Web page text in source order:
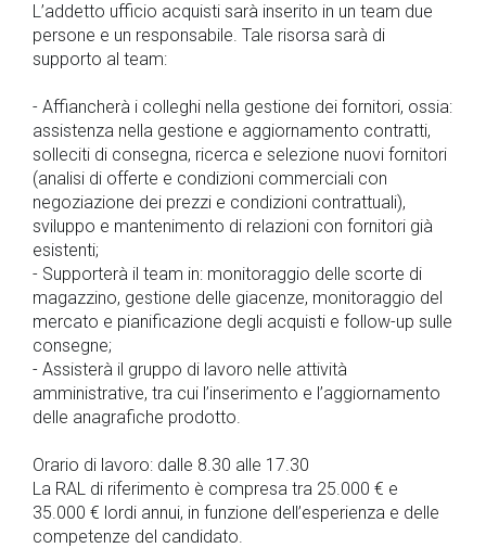
L’addetto ufficio acquisti sarà inserito in un team due
persone e un responsabile. Tale risorsa sarà di
supporto al team:
- Affiancherà i colleghi nella gestione dei fornitori, ossia:
assistenza nella gestione e aggiornamento contratti,
solleciti di consegna, ricerca e selezione nuovi fornitori
(analisi di offerte e condizioni commerciali con
negoziazione dei prezzi e condizioni contrattuali),
sviluppo e mantenimento di relazioni con fornitori già
esistenti;
- Supporterà il team in: monitoraggio delle scorte di
magazzino, gestione delle giacenze, monitoraggio del
mercato e pianificazione degli acquisti e follow-up sulle
consegne;
- Assisterà il gruppo di lavoro nelle attività
amministrative, tra cui l’inserimento e l’aggiornamento
delle anagrafiche prodotto.
Orario di lavoro: dalle 8.30 alle 17.30
La RAL di riferimento è compresa tra 25.000 € e
35.000 € lordi annui, in funzione dell’esperienza e delle
competenze del candidato.